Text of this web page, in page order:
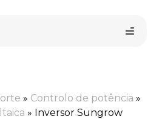
» Controlo de potência »
» Inversor Sungrow